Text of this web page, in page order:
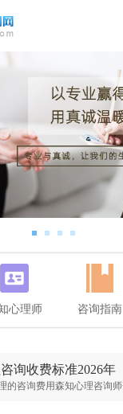
心理师 咨询指南
询收费标准2026年